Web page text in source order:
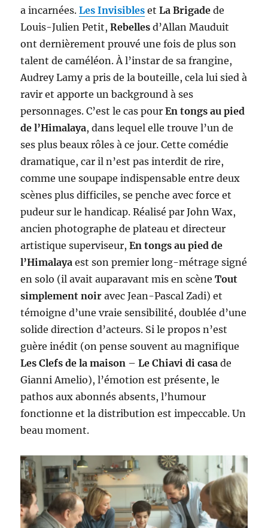
a incarnées.Les Invisibles etLa Brigadede
Louis-Julien Petit,Rebelles d’Allan Mauduit
ont dernièrement prouvé une fois de plus son
talent de caméléon. À l’instar de sa frangine,
Audrey Lamy a pris de la bouteille, cela lui sied à
ravir et apporte un background à ses
personnages. C’est le cas pourEn tongs au pied
de l’Himalaya, dans lequel elle trouve l’un de
ses plus beaux rôles à ce jour. Cette comédie
dramatique, car il n’est pas interdit de rire,
comme une soupape indispensable entre deux
scènes plus difficiles, se penche avec force et
pudeur sur le handicap. Réalisé par John Wax,
ancien photographe de plateau et directeur
artistique superviseur,En tongs au pied de
l’Himalayaest son premier long-métrage signé
en solo (il avait auparavant mis en scène Tout
simplement noir avec Jean-Pascal Zadi) et
témoigne d’une vraie sensibilité, doublée d’une
solide direction d’acteurs. Si le propos n’est
guère inédit (on pense souvent au magnifique
Les Clefs de la maison –Le Chiavi di casade
Gianni Amelio), l’émotion est présente, le
pathos aux abonnés absents, l’humour
fonctionne et la distribution est impeccable. Un
beau moment.